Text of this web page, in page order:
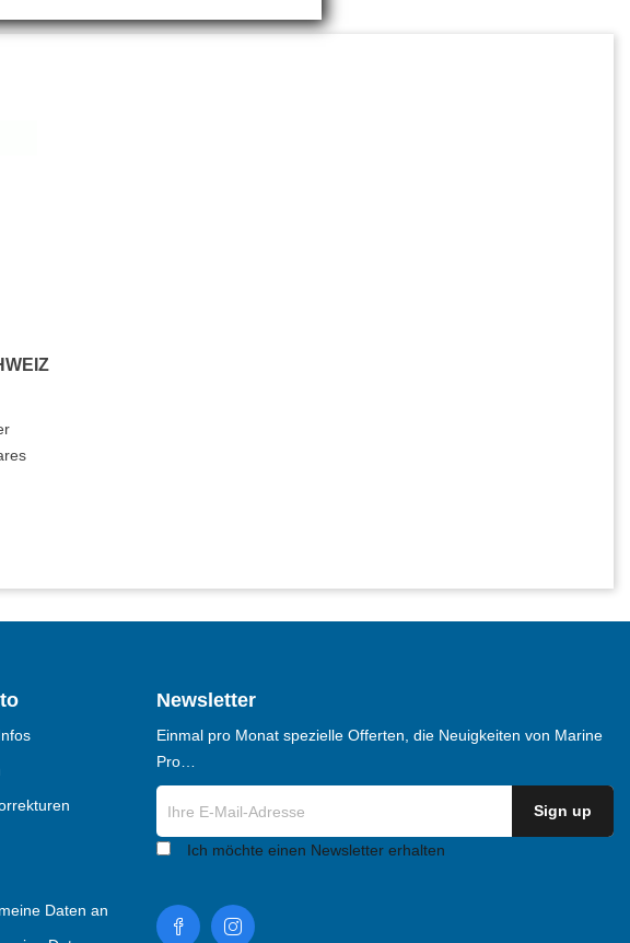
Daten an
Newsletter
Einmal pro Monat spezielle Offerten, die Neuigkeiten von Marine
Pro…
Ich möchte einen Newsletter erhalten